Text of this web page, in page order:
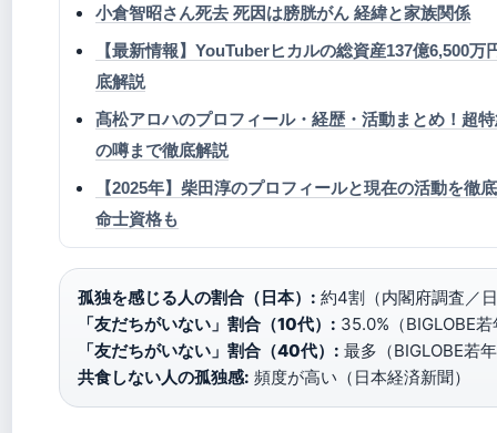
小倉智昭さん死去 死因は膀胱がん 経緯と家族関係
【最新情報】YouTuberヒカルの総資産137億6,500
底解説
髙松アロハのプロフィール・経歴・活動まとめ！超
の噂まで徹底解説
【2025年】柴田淳のプロフィールと現在の活動を徹
命士資格も
孤独を感じる人の割合（日本）: 約4割（内閣府調査／
「友だちがいない」割合（10代）: 35.0%（BIGLOBE
「友だちがいない」割合（40代）: 最多（BIGLOBE若
共食しない人の孤独感: 頻度が高い（日本経済新聞）